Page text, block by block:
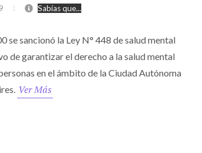
Sabías que...
se sancionó la Ley N° 448 de salud mental
de garantizar el derecho a la salud mental
en el ámbito de la Ciudad Autónoma
Ver Más